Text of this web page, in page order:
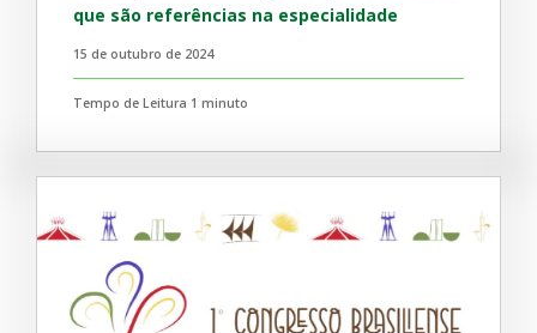
que são referências na especialidade
15 de outubro de 2024
Tempo de Leitura 1 minuto